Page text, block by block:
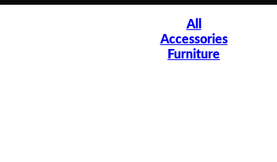
All
Accessories
Furniture